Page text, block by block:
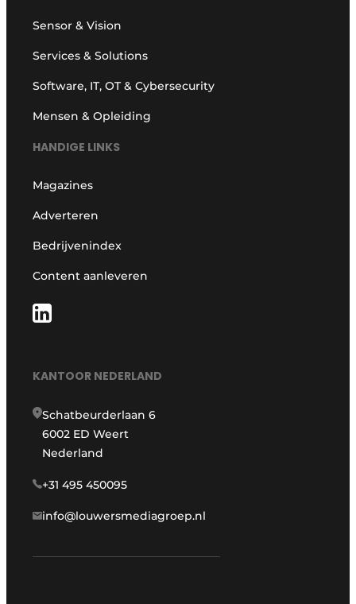
Sensor & Vision
Services & Solutions
Software, IT, OT & Cybersecurity
Mensen & Opleiding
HANDIGE LINKS
Magazines
Adverteren
Bedrijvenindex
Content aanleveren
KANTOOR NEDERLAND
Schatbeurderlaan 6
6002 ED Weert
Nederland
+31 495 450095
info@louwersmediagroep.nl